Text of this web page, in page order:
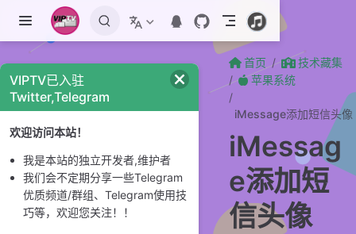
跳至主要內容
首页
技术藏集
苹果系统
iMessage添加短信头像
iMessag
e添加短
信头像
VIPTV已入驻
Twitter,Telegram
欢迎访问本站！
我是本站的独立开发者,维护者
我们会不定期分享一些Telegram
优质频道/群组、Telegram使用技
巧等，欢迎您关注！！